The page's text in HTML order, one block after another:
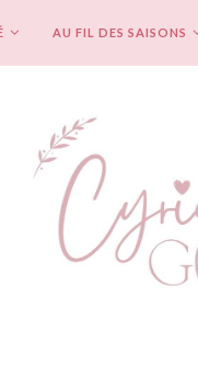
AU FIL DES SAISONS